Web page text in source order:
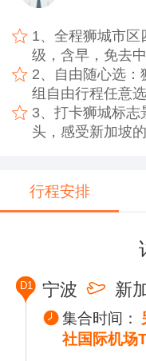
1、全程狮城市区
级，含早，免去
2、自由随心选：狮城
组自由行程任意
3、打卡狮城标志
头，感受新加坡
行程安排
D1 宁波 新
集合时间：
社国际机场